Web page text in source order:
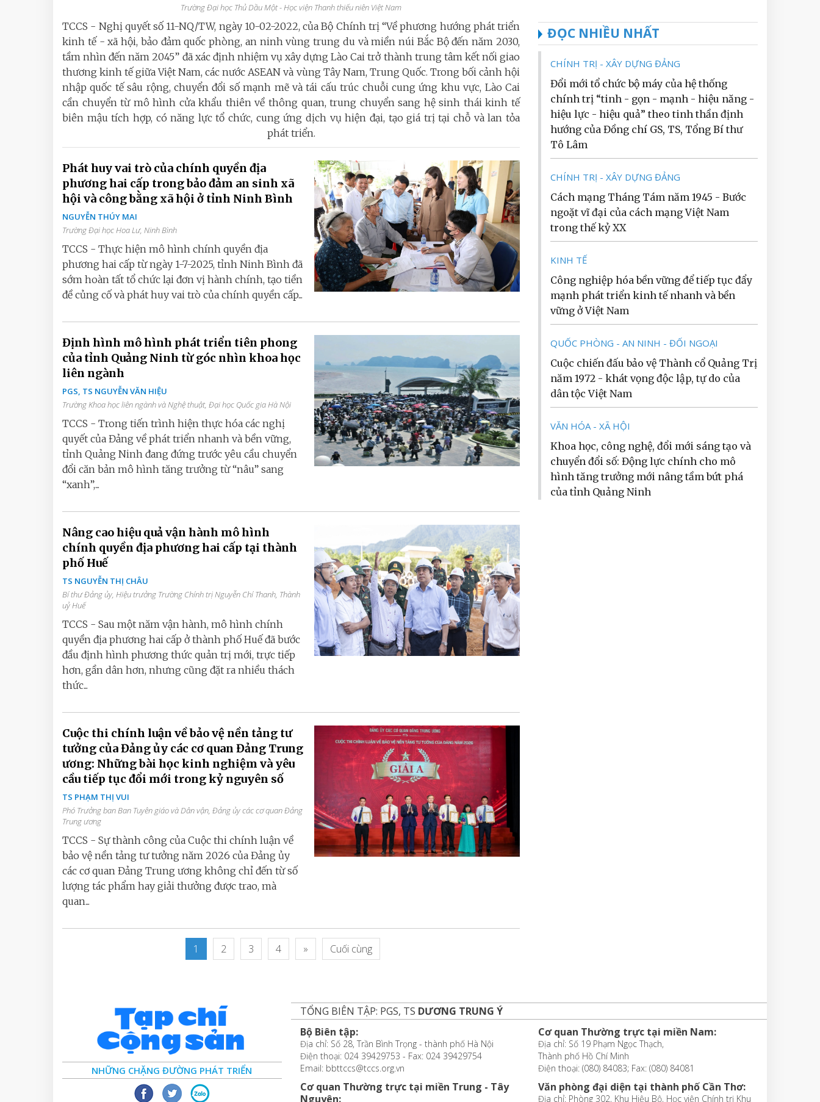
Trường Đại học Thủ Dầu Một - Học viện Thanh thiếu niên Việt Nam
TCCS - Nghị quyết số 11-NQ/TW, ngày 10-02-2022, của Bộ Chính trị “Về phương hướng phát triển
kinh tế - xã hội, bảo đảm quốc phòng, an ninh vùng trung du và miền núi Bắc Bộ đến năm 2030,
tầm nhìn đến năm 2045” đã xác định nhiệm vụ xây dựng Lào Cai trở thành trung tâm kết nối giao
thương kinh tế giữa Việt Nam, các nước ASEAN và vùng Tây Nam, Trung Quốc. Trong bối cảnh hội
nhập quốc tế sâu rộng, chuyển đổi số mạnh mẽ và tái cấu trúc chuỗi cung ứng khu vực, Lào Cai
cần chuyển từ mô hình cửa khẩu thiên về thông quan, trung chuyển sang hệ sinh thái kinh tế
biên mậu tích hợp, có năng lực tổ chức, cung ứng dịch vụ hiện đại, tạo giá trị tại chỗ và lan tỏa
phát triển.
Phát huy vai trò của chính quyền địa
phương hai cấp trong bảo đảm an sinh xã
hội và công bằng xã hội ở tỉnh Ninh Bình
NGUYỄN THÚY MAI
Trường Đại học Hoa Lư, Ninh Bình
TCCS - Thực hiện mô hình chính quyền địa
phương hai cấp từ ngày 1-7-2025, tỉnh Ninh Bình đã
sớm hoàn tất tổ chức lại đơn vị hành chính, tạo tiền
đề củng cố và phát huy vai trò của chính quyền cấp...
Định hình mô hình phát triển tiên phong
của tỉnh Quảng Ninh từ góc nhìn khoa học
liên ngành
PGS, TS NGUYỄN VĂN HIỆU
Trường Khoa học liên ngành và Nghệ thuật, Đại học Quốc gia Hà Nội
TCCS - Trong tiến trình hiện thực hóa các nghị
quyết của Đảng về phát triển nhanh và bền vững,
tỉnh Quảng Ninh đang đứng trước yêu cầu chuyển
đổi căn bản mô hình tăng trưởng từ “nâu” sang
“xanh”,...
Nâng cao hiệu quả vận hành mô hình
chính quyền địa phương hai cấp tại thành
phố Huế
TS NGUYỄN THỊ CHÂU
Bí thư Đảng ủy, Hiệu trưởng Trường Chính trị Nguyễn Chí Thanh, Thành
uỷ Huế
TCCS - Sau một năm vận hành, mô hình chính
quyền địa phương hai cấp ở thành phố Huế đã bước
đầu định hình phương thức quản trị mới, trực tiếp
hơn, gần dân hơn, nhưng cũng đặt ra nhiều thách
thức...
Cuộc thi chính luận về bảo vệ nền tảng tư
tưởng của Đảng ủy các cơ quan Đảng Trung
ương: Những bài học kinh nghiệm và yêu
cầu tiếp tục đổi mới trong kỷ nguyên số
TS PHẠM THỊ VUI
Phó Trưởng ban Ban Tuyên giáo và Dân vận, Đảng ủy các cơ quan Đảng
Trung ương
TCCS - Sự thành công của Cuộc thi chính luận về
bảo vệ nền tảng tư tưởng năm 2026 của Đảng ủy
các cơ quan Đảng Trung ương không chỉ đến từ số
lượng tác phẩm hay giải thưởng được trao, mà
quan...
1 2 3 4 » Cuối cùng
ĐỌC NHIỀU NHẤT
CHÍNH TRỊ - XÂY DỰNG ĐẢNG
Đổi mới tổ chức bộ máy của hệ thống
chính trị “tinh - gọn - mạnh - hiệu năng -
hiệu lực - hiệu quả” theo tinh thần định
hướng của Đồng chí GS, TS, Tổng Bí thư
Tô Lâm
CHÍNH TRỊ - XÂY DỰNG ĐẢNG
Cách mạng Tháng Tám năm 1945 - Bước
ngoặt vĩ đại của cách mạng Việt Nam
trong thế kỷ XX
KINH TẾ
Công nghiệp hóa bền vững để tiếp tục đẩy
mạnh phát triển kinh tế nhanh và bền
vững ở Việt Nam
QUỐC PHÒNG - AN NINH - ĐỐI NGOẠI
Cuộc chiến đấu bảo vệ Thành cổ Quảng Trị
năm 1972 - khát vọng độc lập, tự do của
dân tộc Việt Nam
VĂN HÓA - XÃ HỘI
Khoa học, công nghệ, đổi mới sáng tạo và
chuyển đổi số: Động lực chính cho mô
hình tăng trưởng mới nâng tầm bứt phá
của tỉnh Quảng Ninh
NHỮNG CHẶNG ĐƯỜNG PHÁT TRIỂN
TỔNG BIÊN TẬP: PGS, TS DƯƠNG TRUNG Ý
Bộ Biên tập:
Địa chỉ: Số 28, Trần Bình Trọng - thành phố Hà Nội
Điện thoại: 024 39429753 - Fax: 024 39429754
Email: bbttccs@tccs.org.vn
Cơ quan Thường trực tại miền Trung - Tây
Nguyên:
Cơ quan Thường trực tại miền Nam:
Địa chỉ: Số 19 Phạm Ngọc Thạch,
Thành phố Hồ Chí Minh
Điện thoại: (080) 84083; Fax: (080) 84081
Văn phòng đại diện tại thành phố Cần Thơ:
Địa chỉ: Phòng 302, Khu Hiệu Bộ, Học viện Chính trị Khu